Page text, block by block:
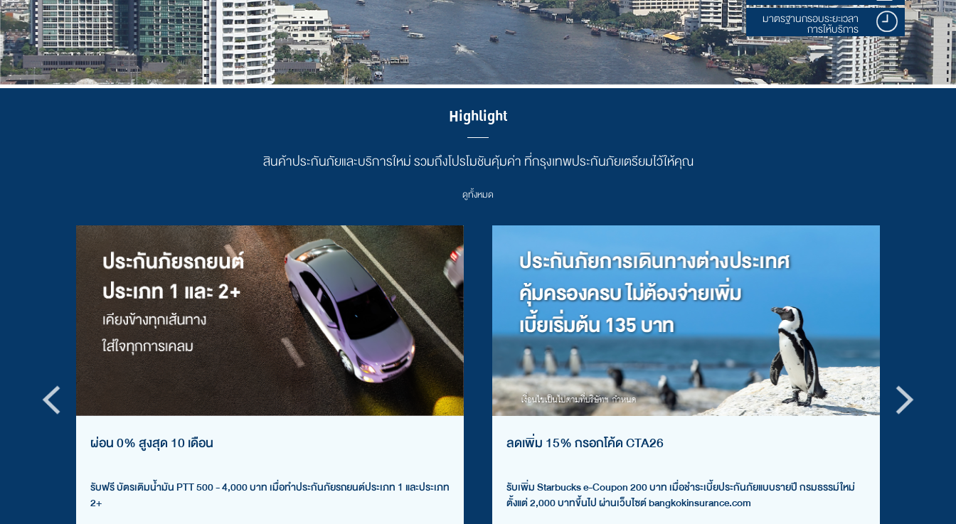
มาตรฐานกรอบระยะเวลา
การให้บริการ
Highlight
สินค้าประกันภัยและบริการใหม่ รวมถึงโปรโมชันคุ้มค่า ที่กรุงเทพประกันภัยเตรียมไว้ให้คุณ
ดูทั้งหมด
ผ่อน 0% สูงสุด 10 เดือน
รับฟรี บัตรเติมน้ำมัน PTT 500 - 4,000 บาท เมื่อทำประกันภัยรถยนต์ประเภท 1 และประเภท
2+
ลดเพิ่ม 15% กรอกโค้ด CTA26
รับเพิ่ม Starbucks e-Coupon 200 บาท เมื่อชำระเบี้ยประกันภัยแบบรายปี กรมธรรม์ใหม่
ตั้งแต่ 2,000 บาทขึ้นไป ผ่านเว็บไซต์ bangkokinsurance.com